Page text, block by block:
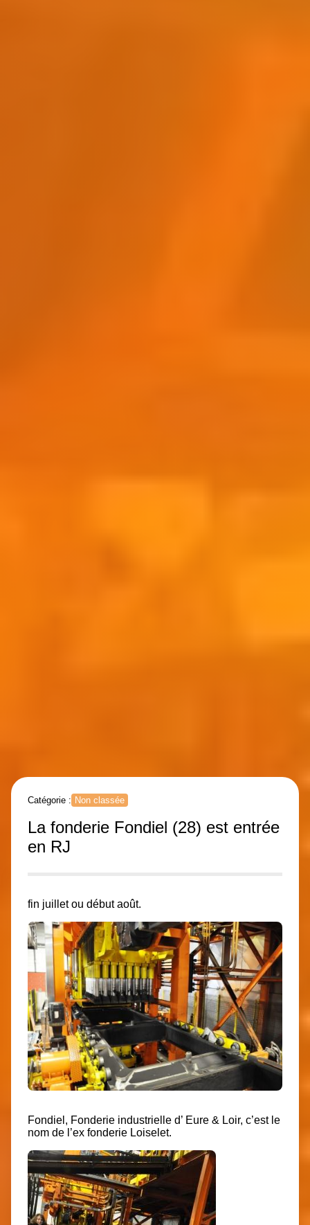
Catégorie : Non classée
La fonderie Fondiel (28) est entrée
en RJ
fin juillet ou début août.
Fondiel, Fonderie industrielle d’ Eure & Loir, c’est le
nom de l’ex fonderie Loiselet.